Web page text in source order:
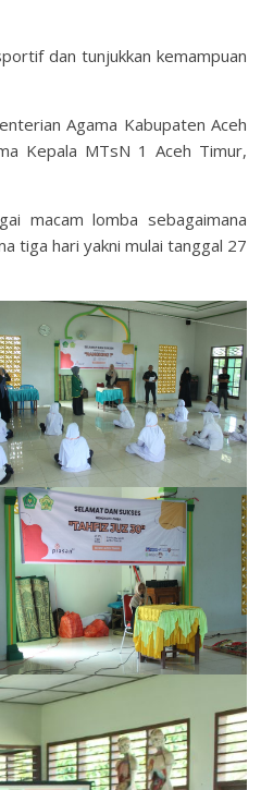
dan tunjukkan kemampuan
Agama Kabupaten Aceh
Kepala MTsN 1 Aceh Timur,
macam lomba sebagaimana
tiga hari yakni mulai tanggal 27